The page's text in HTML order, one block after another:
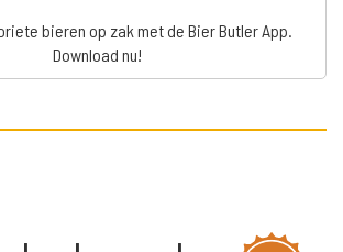
bieren op zak met de Bier Butler App.
Download nu!